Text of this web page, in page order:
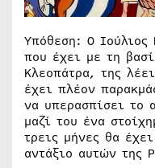
Υπόθεση: Ο Ιούλιος
που έχει με τη
Κλεοπάτρα, της
έχει πλέον
να υπερασπίσει το
μαζί του ένα
τρεις μήνες θα
αντάξιο αυτών της